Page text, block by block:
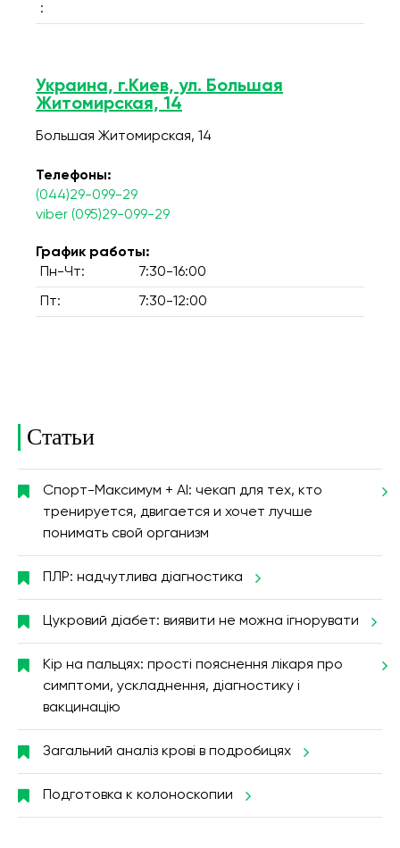
:
Украина, г.Киев, ул. Большая
Житомирская, 14
Большая Житомирская, 14
Телефоны:
(044)29-099-29
viber (095)29-099-29
График работы:
Пн-Чт:
7:30-16:00
Пт: 7:30-12:00
Статьи
Спорт-Максимум + AI: чекап для тех, кто
тренируется, двигается и хочет лучше
понимать свой организм
ПЛР: надчутлива діагностика
Цукровий діабет: виявити не можна ігнорувати
Кір на пальцях: прості пояснення лікаря про
симптоми, ускладнення, діагностику і
вакцинацію
Загальний аналіз крові в подробицях
Подготовка к колоноскопии